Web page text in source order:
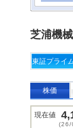
芝浦機械
東証プライ
株価
現在値
(26/